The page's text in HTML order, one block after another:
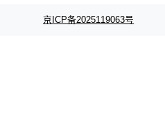
京ICP备2025119063号